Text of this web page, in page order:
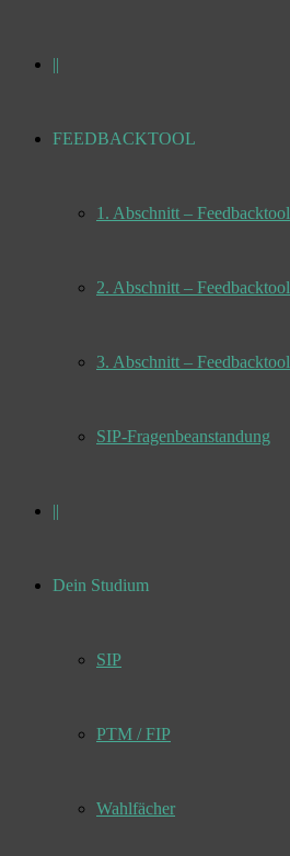
||
FEEDBACKTOOL
1. Abschnitt – Feedbacktool
2. Abschnitt – Feedbacktool
3. Abschnitt – Feedbacktool
SIP-Fragenbeanstandung
||
Dein Studium
SIP
PTM / FIP
Wahlfächer